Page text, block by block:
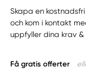
Skapa en
och kom i kontakt
uppfyller dina krav
Få gratis offerter